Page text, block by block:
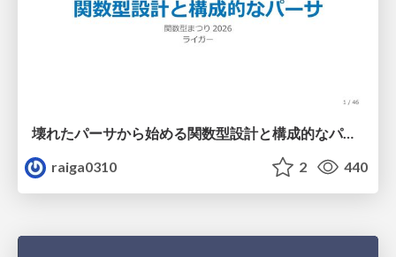
壊れたパーサから始める関数型設計と構成的なパーサ #fp_matsuri
raiga0310
2 440